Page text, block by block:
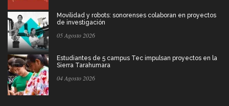
Movilidad y robots: sonorenses colaboran en proyectos
de investigación
05 Agosto 2026
Estudiantes de 5 campus Tec impulsan proyectos en la
Sierra Tarahumara
04 Agosto 2026